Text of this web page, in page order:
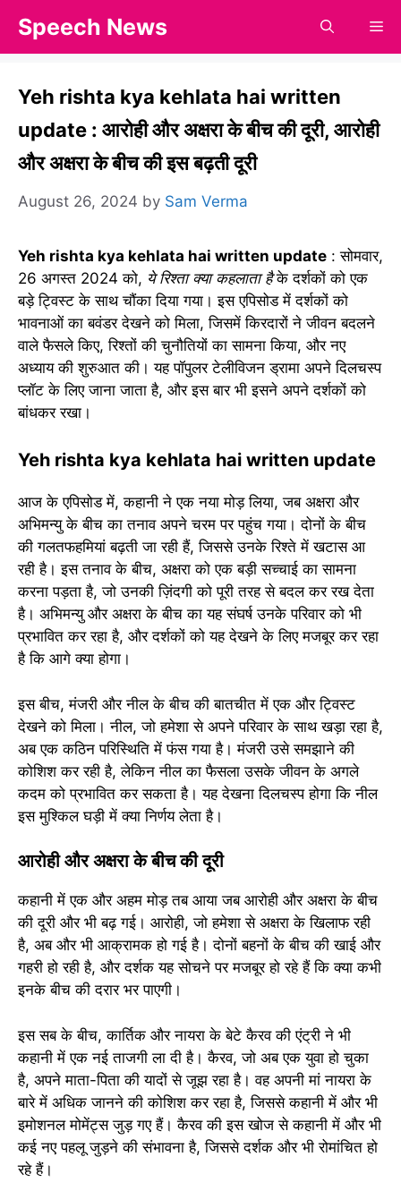
content
Speech News
Yeh rishta kya kehlata hai written
update : आरोही और अक्षरा के बीच की दूरी, आरोही
और अक्षरा के बीच की इस बढ़ती दूरी
August 26, 2024 by Sam Verma
Yeh rishta kya kehlata hai written update : सोमवार,
26 अगस्त 2024 को, ये रिश्ता क्या कहलाता हैके दर्शकों को एक
बड़े ट्विस्ट के साथ चौंका दिया गया। इस एपिसोड में दर्शकों को
भावनाओं का बवंडर देखने को मिला, जिसमें किरदारों ने जीवन बदलने
वाले फैसले किए, रिश्तों की चुनौतियों का सामना किया, और नए
अध्याय की शुरुआत की। यह पॉपुलर टेलीविजन ड्रामा अपने दिलचस्प
प्लॉट के लिए जाना जाता है, और इस बार भी इसने अपने दर्शकों को
बांधकर रखा।
Yeh rishta kya kehlata hai written update
आज के एपिसोड में, कहानी ने एक नया मोड़ लिया, जब अक्षरा और
अभिमन्यु के बीच का तनाव अपने चरम पर पहुंच गया। दोनों के बीच
की गलतफहमियां बढ़ती जा रही हैं, जिससे उनके रिश्ते में खटास आ
रही है। इस तनाव के बीच, अक्षरा को एक बड़ी सच्चाई का सामना
करना पड़ता है, जो उनकी ज़िंदगी को पूरी तरह से बदल कर रख देता
है। अभिमन्यु और अक्षरा के बीच का यह संघर्ष उनके परिवार को भी
प्रभावित कर रहा है, और दर्शकों को यह देखने के लिए मजबूर कर रहा
है कि आगे क्या होगा।
इस बीच, मंजरी और नील के बीच की बातचीत में एक और ट्विस्ट
देखने को मिला। नील, जो हमेशा से अपने परिवार के साथ खड़ा रहा है,
अब एक कठिन परिस्थिति में फंस गया है। मंजरी उसे समझाने की
कोशिश कर रही है, लेकिन नील का फैसला उसके जीवन के अगले
कदम को प्रभावित कर सकता है। यह देखना दिलचस्प होगा कि नील
इस मुश्किल घड़ी में क्या निर्णय लेता है।
आरोही और अक्षरा के बीच की दूरी
कहानी में एक और अहम मोड़ तब आया जब आरोही और अक्षरा के बीच
की दूरी और भी बढ़ गई। आरोही, जो हमेशा से अक्षरा के खिलाफ रही
है, अब और भी आक्रामक हो गई है। दोनों बहनों के बीच की खाई और
गहरी हो रही है, और दर्शक यह सोचने पर मजबूर हो रहे हैं कि क्या कभी
इनके बीच की दरार भर पाएगी।
इस सब के बीच, कार्तिक और नायरा के बेटे कैरव की एंट्री ने भी
कहानी में एक नई ताजगी ला दी है। कैरव, जो अब एक युवा हो चुका
है, अपने माता-पिता की यादों से जूझ रहा है। वह अपनी मां नायरा के
बारे में अधिक जानने की कोशिश कर रहा है, जिससे कहानी में और भी
इमोशनल मोमेंट्स जुड़ गए हैं। कैरव की इस खोज से कहानी में और भी
कई नए पहलू जुड़ने की संभावना है, जिससे दर्शक और भी रोमांचित हो
रहे हैं।